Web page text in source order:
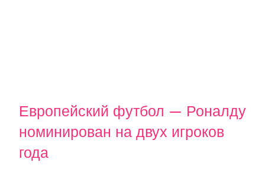
Европейский футбол — Роналду
номинирован на двух игроков
года